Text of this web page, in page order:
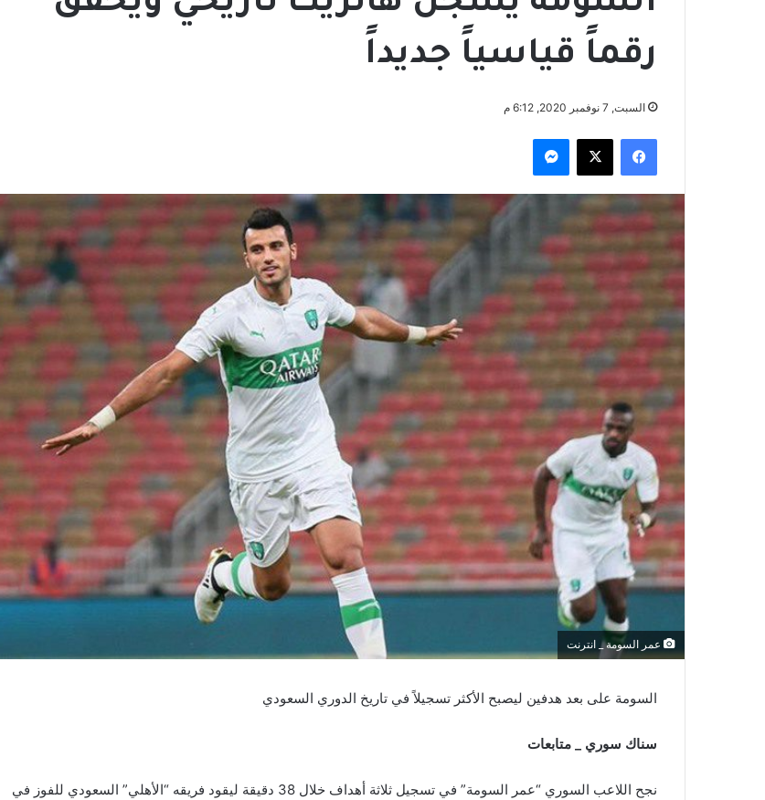
رقماً قياسياً جديداً
السبت, 7 نوفمبر 2020, 6:12 م
فيسبوك
عمر السومة _ انترنت
السومة على بعد هدفين ليصبح الأكثر تسجيلاً في تاريخ الدوري السعودي
سناك سوري _ متابعات
نجح اللاعب السوري “عمر السومة” في تسجيل ثلاثة أهداف خلال 38 دقيقة ليقود فريقه “الأهلي” السعودي للفوز في